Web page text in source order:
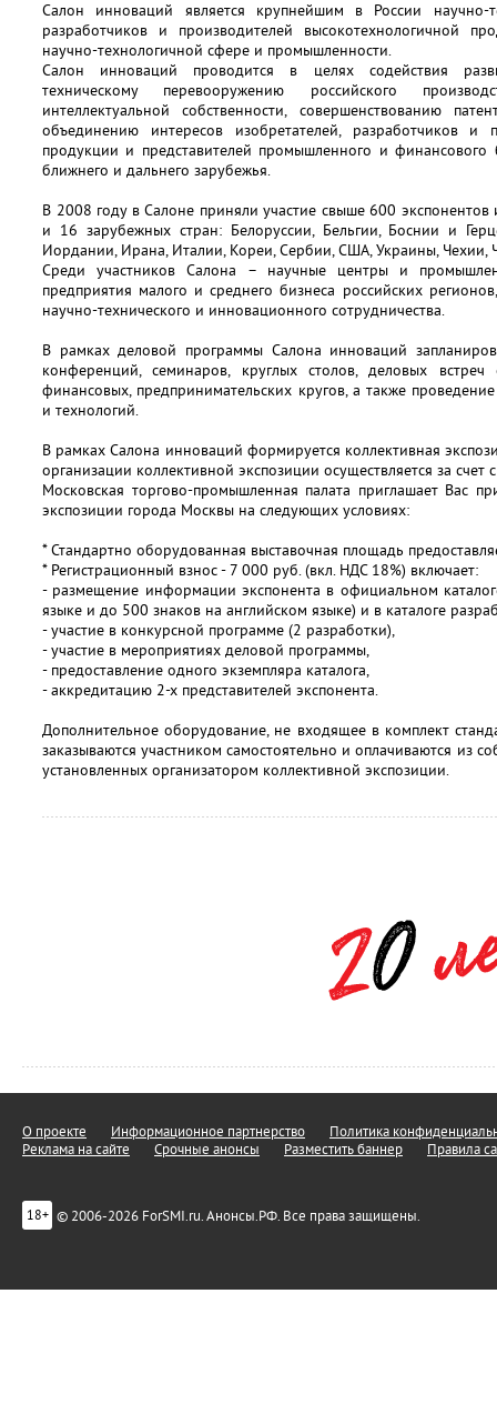
Салон инноваций является крупнейшим в России научно-
разработчиков и производителей высокотехнологичной
научно-технологичной сфере и промышленности.
Салон инноваций проводится в целях содействия
техническому перевооружению российского
интеллектуальной собственности, совершенствованию
объединению интересов изобретателей, разработчиков и
продукции и представителей промышленного и финансового
ближнего и дальнего зарубежья.
В 2008 году в Салоне приняли участие свыше 600
и 16 зарубежных стран: Белоруссии, Бельгии, Боснии и
Иордании, Ирана, Италии, Кореи, Сербии, США, Украины, Чехии,
Среди участников Салона – научные центры и
предприятия малого и среднего бизнеса российских
научно-технического и инновационного сотрудничества.
В рамках деловой программы Салона инноваций
конференций, семинаров, круглых столов, деловых встреч
финансовых, предпринимательских кругов, а также
и технологий.
В рамках Салона инноваций формируется коллективная
организации коллективной экспозиции осуществляется за
Московская торгово-промышленная палата приглашает Вас
экспозиции города Москвы на следующих условиях:
* Стандартно оборудованная выставочная площадь
* Регистрационный взнос - 7 000 руб. (вкл. НДС 18%) включает:
- размещение информации экспонента в официальном
языке и до 500 знаков на английском языке) и в каталоге
- участие в конкурсной программе (2 разработки),
- участие в мероприятиях деловой программы,
- предоставление одного экземпляра каталога,
- аккредитацию 2-х представителей экспонента.
Дополнительное оборудование, не входящее в комплект
заказываются участником самостоятельно и оплачиваются из
установленных организатором коллективной экспозиции.
О проекте Информационное партнерство
Политика
Реклама на сайте
Срочные анонсы Разместить баннер Правила
18+ © 2006-2026 ForSMI.ru. Анонсы.РФ. Все права защищены.